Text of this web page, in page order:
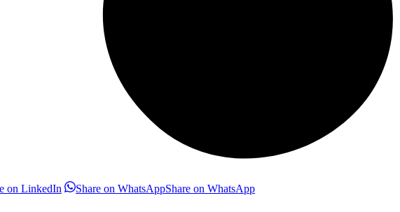
on LinkedIn Share on WhatsAppShare on WhatsApp